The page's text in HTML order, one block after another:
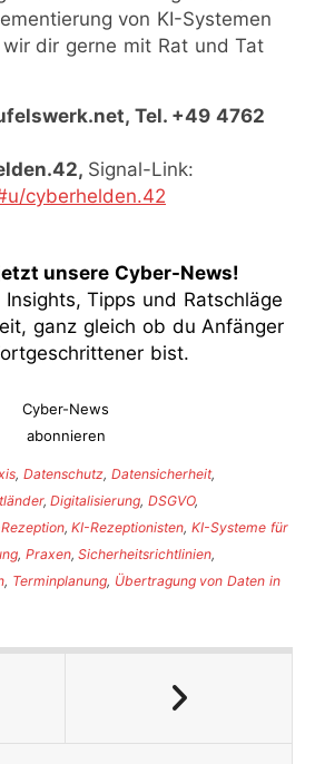
von KI-Systemen
dir gerne mit Rat und Tat
Tel. +49 4762
Signal-Link:
cyberhelden.42
unsere Cyber-News!
Tipps und Ratschläge
ganz gleich ob du Anfänger
bist.
Cyber-News
abonnieren
,Datenschutz,Datensicherheit,
,Digitalisierung,DSGVO,
,KI-Rezeptionisten,KI-Systeme für
, Praxen,Sicherheitsrichtlinien,
, Terminplanung, Übertragung von Daten in